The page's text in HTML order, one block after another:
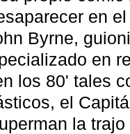
en
Byrne,
en
los 80' tales
el
la